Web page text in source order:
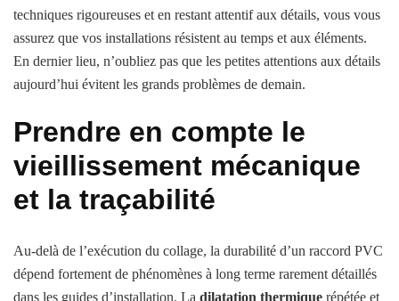
techniques rigoureuses et en restant attentif aux détails, vous vous
assurez que vos installations résistent au temps et aux éléments.
En dernier lieu, n’oubliez pas que les petites attentions aux détails
aujourd’hui évitent les grands problèmes de demain.
Prendre en compte le
vieillissement mécanique
et la traçabilité
Au-delà de l’exécution du collage, la durabilité d’un raccord PVC
dépend fortement de phénomènes à long terme rarement détaillés
dans les guides d’installation. La dilatation thermique répétée et